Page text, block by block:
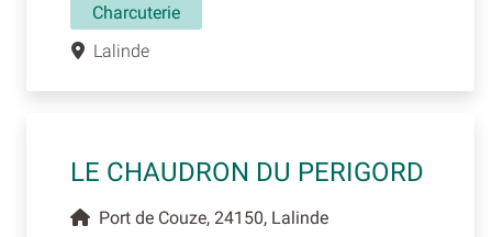
Charcuterie
Lalinde
LE CHAUDRON DU PERIGORD
Port de Couze, 24150, Lalinde